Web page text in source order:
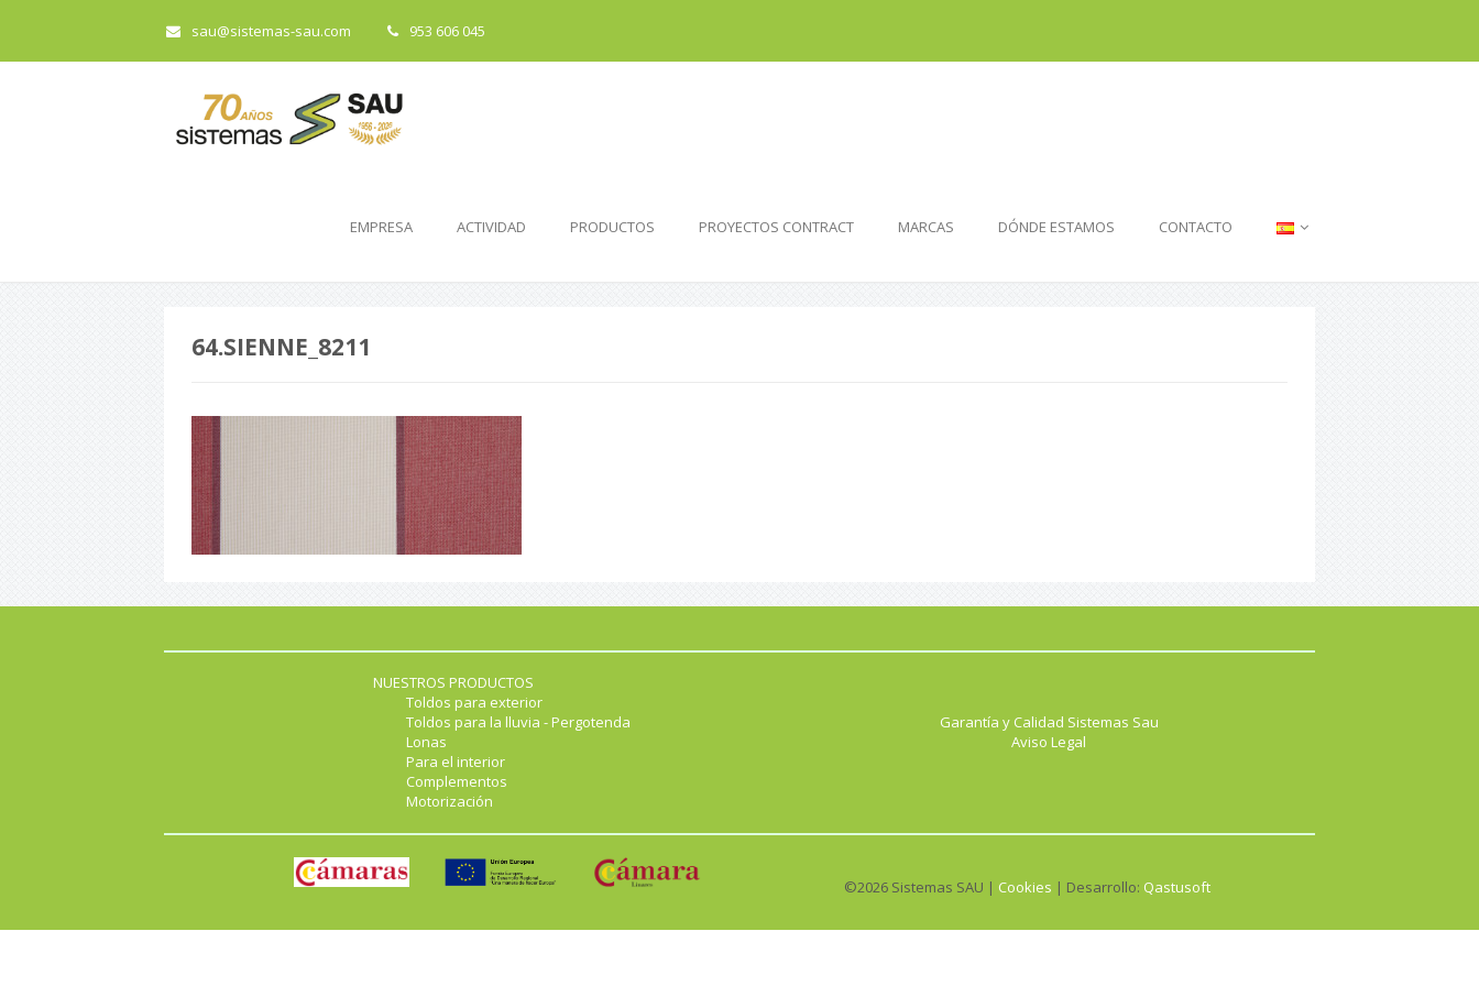
sau@sistemas-sau.com 953 606 045
EMPRESA ACTIVIDAD PRODUCTOS PROYECTOS CONTRACT MARCAS DÓNDE ESTAMOS CONTACTO
64.SIENNE_8211
NUESTROS PRODUCTOS
Toldos para exterior
Toldos para la lluvia - Pergotenda
Lonas
Para el interior
Complementos
Motorización
Garantía y Calidad Sistemas Sau
Aviso Legal
©2026 Sistemas SAU | Cookies | Desarrollo: Qastusoft